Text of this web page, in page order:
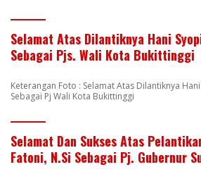
Selamat Atas Dilantiknya Hani
Sebagai Pjs. Wali Kota Bukittinggi
Keterangan Foto : Selamat Atas Dilantiknya
Sebagai Pj Wali Kota Bukittinggi
Selamat Dan Sukses Atas
Fatoni, N.Si Sebagai Pj. Gubernur